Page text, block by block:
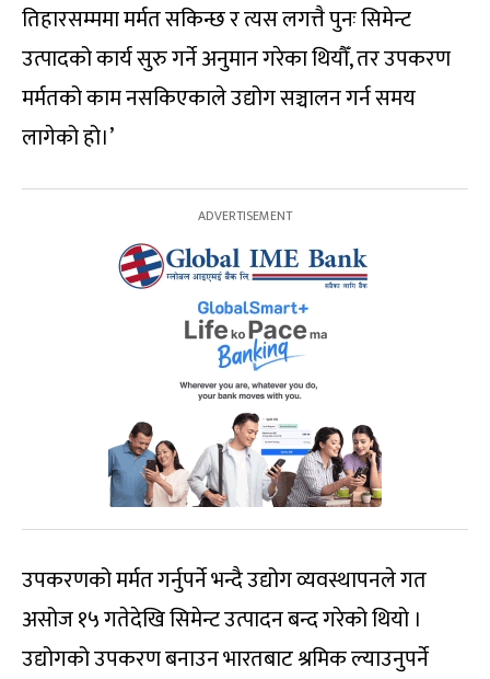
तिहारसम्ममा मर्मत सकिन्छ र त्यस लगत्तै पुनः सिमेन्ट
उत्पादको कार्य सुरु गर्ने अनुमान गरेका थियौँ, तर उपकरण
मर्मतको काम नसकिएकाले उद्योग सञ्चालन गर्न समय
लागेको हो।’
उपकरणको मर्मत गर्नुपर्ने भन्दै उद्योग व्यवस्थापनले गत
असोज १५ गतेदेखि सिमेन्ट उत्पादन बन्द गरेको थियो ।
उद्योगको उपकरण बनाउन भारतबाट श्रमिक ल्याउनुपर्ने